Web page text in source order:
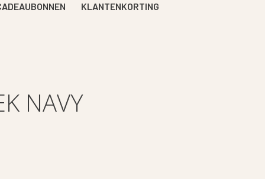
KLANTENKORTING
NAVY